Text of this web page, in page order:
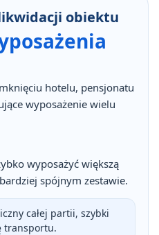
obiektu
hotelu, pensjonatu
wyposażenie wielu
wyposażyć większą
spójnym zestawie.
całej partii, szybki
transportu.